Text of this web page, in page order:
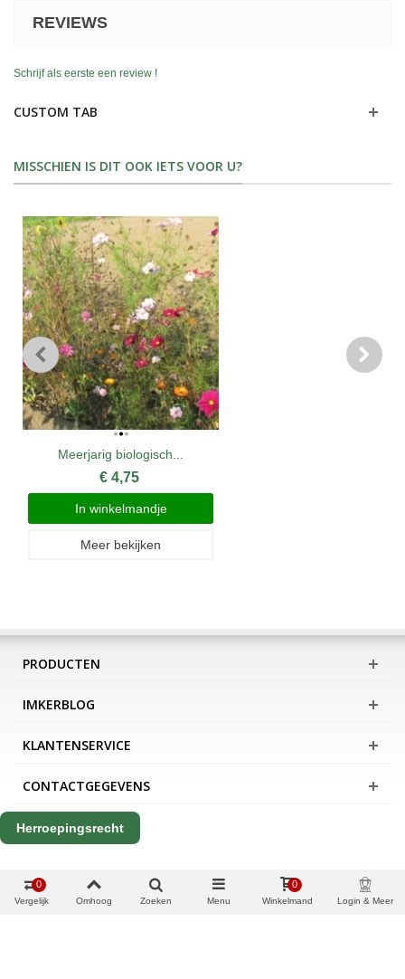
REVIEWS
Schrijf als eerste een review !
CUSTOM TAB
MISSCHIEN IS DIT OOK IETS VOOR U?
Meerjarig biologisch...
€ 4,75
In winkelmandje
Meer bekijken
PRODUCTEN
IMKERBLOG
KLANTENSERVICE
CONTACTGEGEVENS
Herroepingsrecht
Vergelijk
0
Omhoog Zoeken Menu Winkelmand
0
Login & Meer